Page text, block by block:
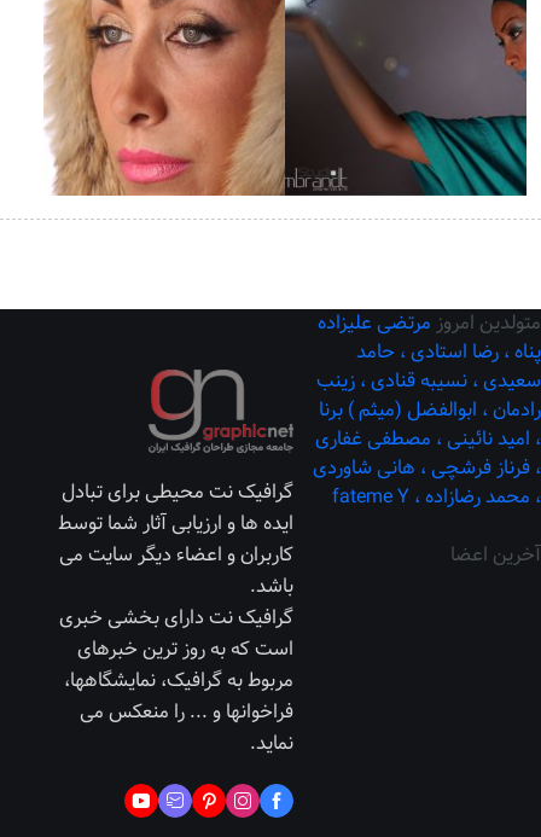
متولدین امروز مرتضی علیزاده
پناه ،رضا استادی ، حامد
سعیدی ،نسیبه قنادی ،زینب
رادمان ، ابوالفضل (میثم ) برنا
، امید نائینی ، مصطفی غفاری
،فرناز فرشچی ، هانی شاوردی
، محمد رضازاده ،fateme Y
آخرین اعضا
گرافیک نت محیطی برای تبادل
ایده ها و ارزیابی آثار شما توسط
کاربران و اعضاء دیگر سایت می
باشد.
گرافیک نت دارای بخشی خبری
است که به روز ترین خبرهای
مربوط به گرافیک، نمایشگاهها،
فراخوانها و ... را منعکس می
نماید.